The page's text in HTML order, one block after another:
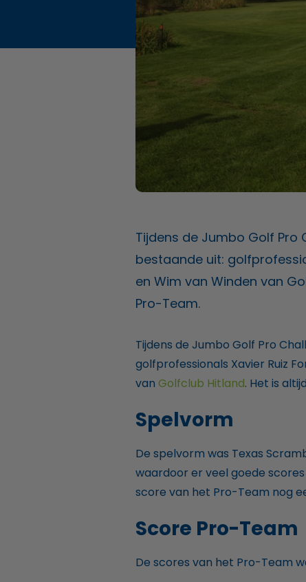
Tijdens de Jumbo Golf
bestaande uit:
en Wim van Winden van
Pro-Team.
Tijdens de Jumbo Golf Pro
golfprofessionals Xavier Ruiz
van Golfclub Hitland. Het is
Spelvorm
De spelvorm was Texas
waardoor er veel goede
score van het Pro-Team nog
Score Pro-Team
De scores van het Pro-Team